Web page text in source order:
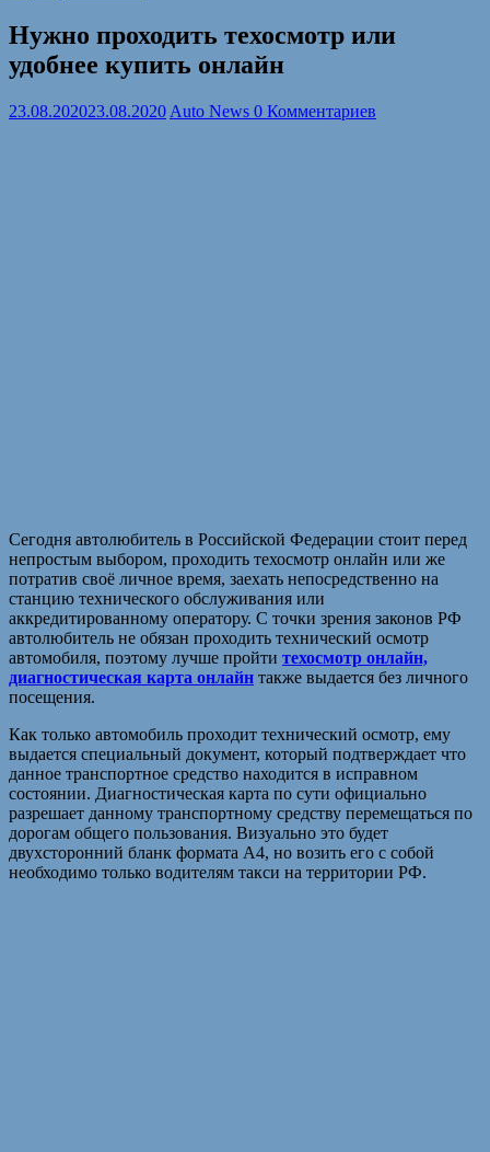
Нужно проходить техосмотр или
удобнее купить онлайн
23.08.202023.08.2020 Auto News 0 Комментариев
Сегодня автолюбитель в Российской Федерации стоит перед
непростым выбором, проходить техосмотр онлайн или же
потратив своё личное время, заехать непосредственно на
станцию технического обслуживания или
аккредитированному оператору. С точки зрения законов РФ
автолюбитель не обязан проходить технический осмотр
автомобиля, поэтому лучше пройти техосмотр онлайн,
диагностическая карта онлайн также выдается без личного
посещения.
Как только автомобиль проходит технический осмотр, ему
выдается специальный документ, который подтверждает что
данное транспортное средство находится в исправном
состоянии. Диагностическая карта по сути официально
разрешает данному транспортному средству перемещаться по
дорогам общего пользования. Визуально это будет
двухсторонний бланк формата А4, но возить его с собой
необходимо только водителям такси на территории РФ.